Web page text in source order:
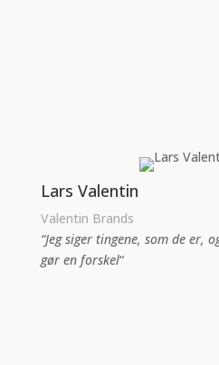
Lars Valentin
Valentin Brands
“Jeg siger tingene, som de er,
gør en forskel“